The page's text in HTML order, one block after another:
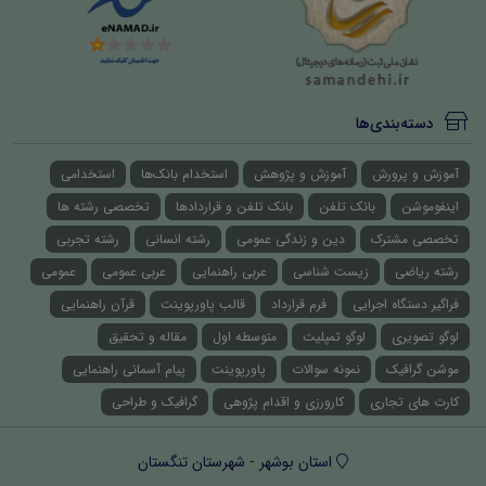
دسته‌بندی‌ها
آموزش و پرورش آموزش و پژوهش استخدام بانک‌ها
استخدامی
اینفوموشن
بانک تلفن بانک تلفن و قراردادها
تخصصی رشته ها
تخصصی مشترک
دین و زندگی عمومی رشته انسانی
رشته تجربی
رشته ریاضی
زیست شناسی عربی راهنمایی عربی عمومی
عمومی
فراگیر دستگاه اجرایی
فرم قرارداد قالب پاورپوینت
قرآن راهنمایی
لوگو تصویری
لوگو تمپلیت متوسطه اول
مقاله و تحقیق
موشن گرافیک
نمونه سوالات پاورپوینت
پیام آسمانی راهنمایی
کارت های تجاری
کارورزی و اقدام پژوهی گرافیک و طراحی
استان بوشهر - شهرستان تنگستان